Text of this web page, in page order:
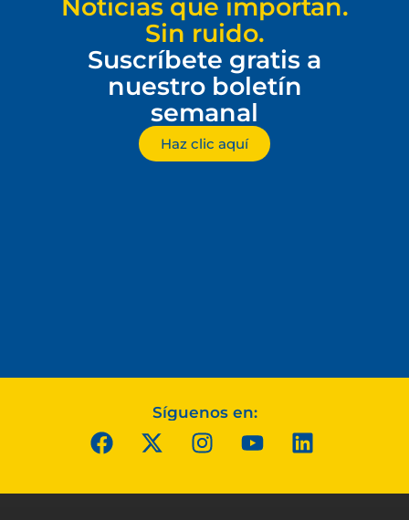
Noticias que importan.
Sin ruido.
Suscríbete gratis a
nuestro boletín
semanal
Haz clic aquí
Síguenos en: